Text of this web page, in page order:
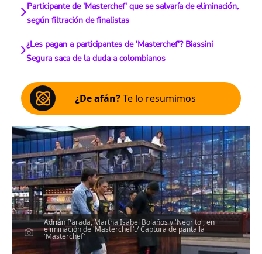
Participante de 'Masterchef' que se salvaría de eliminación,
según filtración de finalistas
¿Les pagan a participantes de 'Masterchef'? Biassini
Segura saca de la duda a colombianos
¿De afán?Te lo resumimos
Adrián Parada, Martha Isabel Bolaños y 'Negrito', en
eliminación de 'Masterchef'./ Captura de pantalla
'Masterchef'
Escucha el artículo